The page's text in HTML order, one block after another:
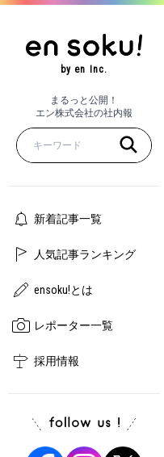
by en Inc.
まるっと公開！
エン株式会社の社内報
新着記事一覧
人気記事ランキング
ensoku!とは
レポーター一覧
採用情報